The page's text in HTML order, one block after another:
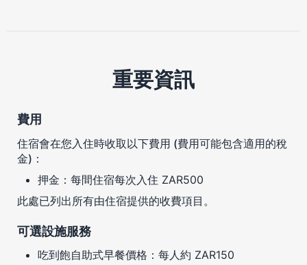
重要資訊
費用
住宿會在您入住時收取以下費用 (費用可能包含適用的稅
金)：
押金：每間住宿每次入住 ZAR500
此處已列出所有由住宿提供的收費項目。
可選設施服務
吃到飽自助式早餐價格：每人約 ZAR150